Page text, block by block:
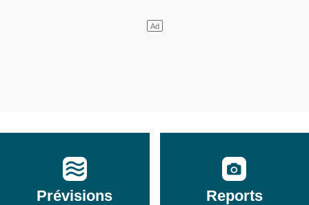
Prévisions Reports